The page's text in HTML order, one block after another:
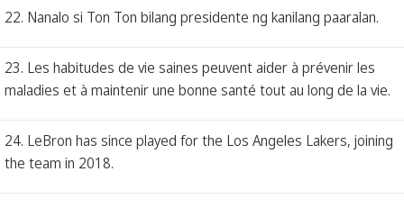
22. Nanalo si Ton Ton bilang presidente ng kanilang paaralan.
23. Les habitudes de vie saines peuvent aider à prévenir les
maladies et à maintenir une bonne santé tout au long de la vie.
24. LeBron has since played for the Los Angeles Lakers, joining
the team in 2018.